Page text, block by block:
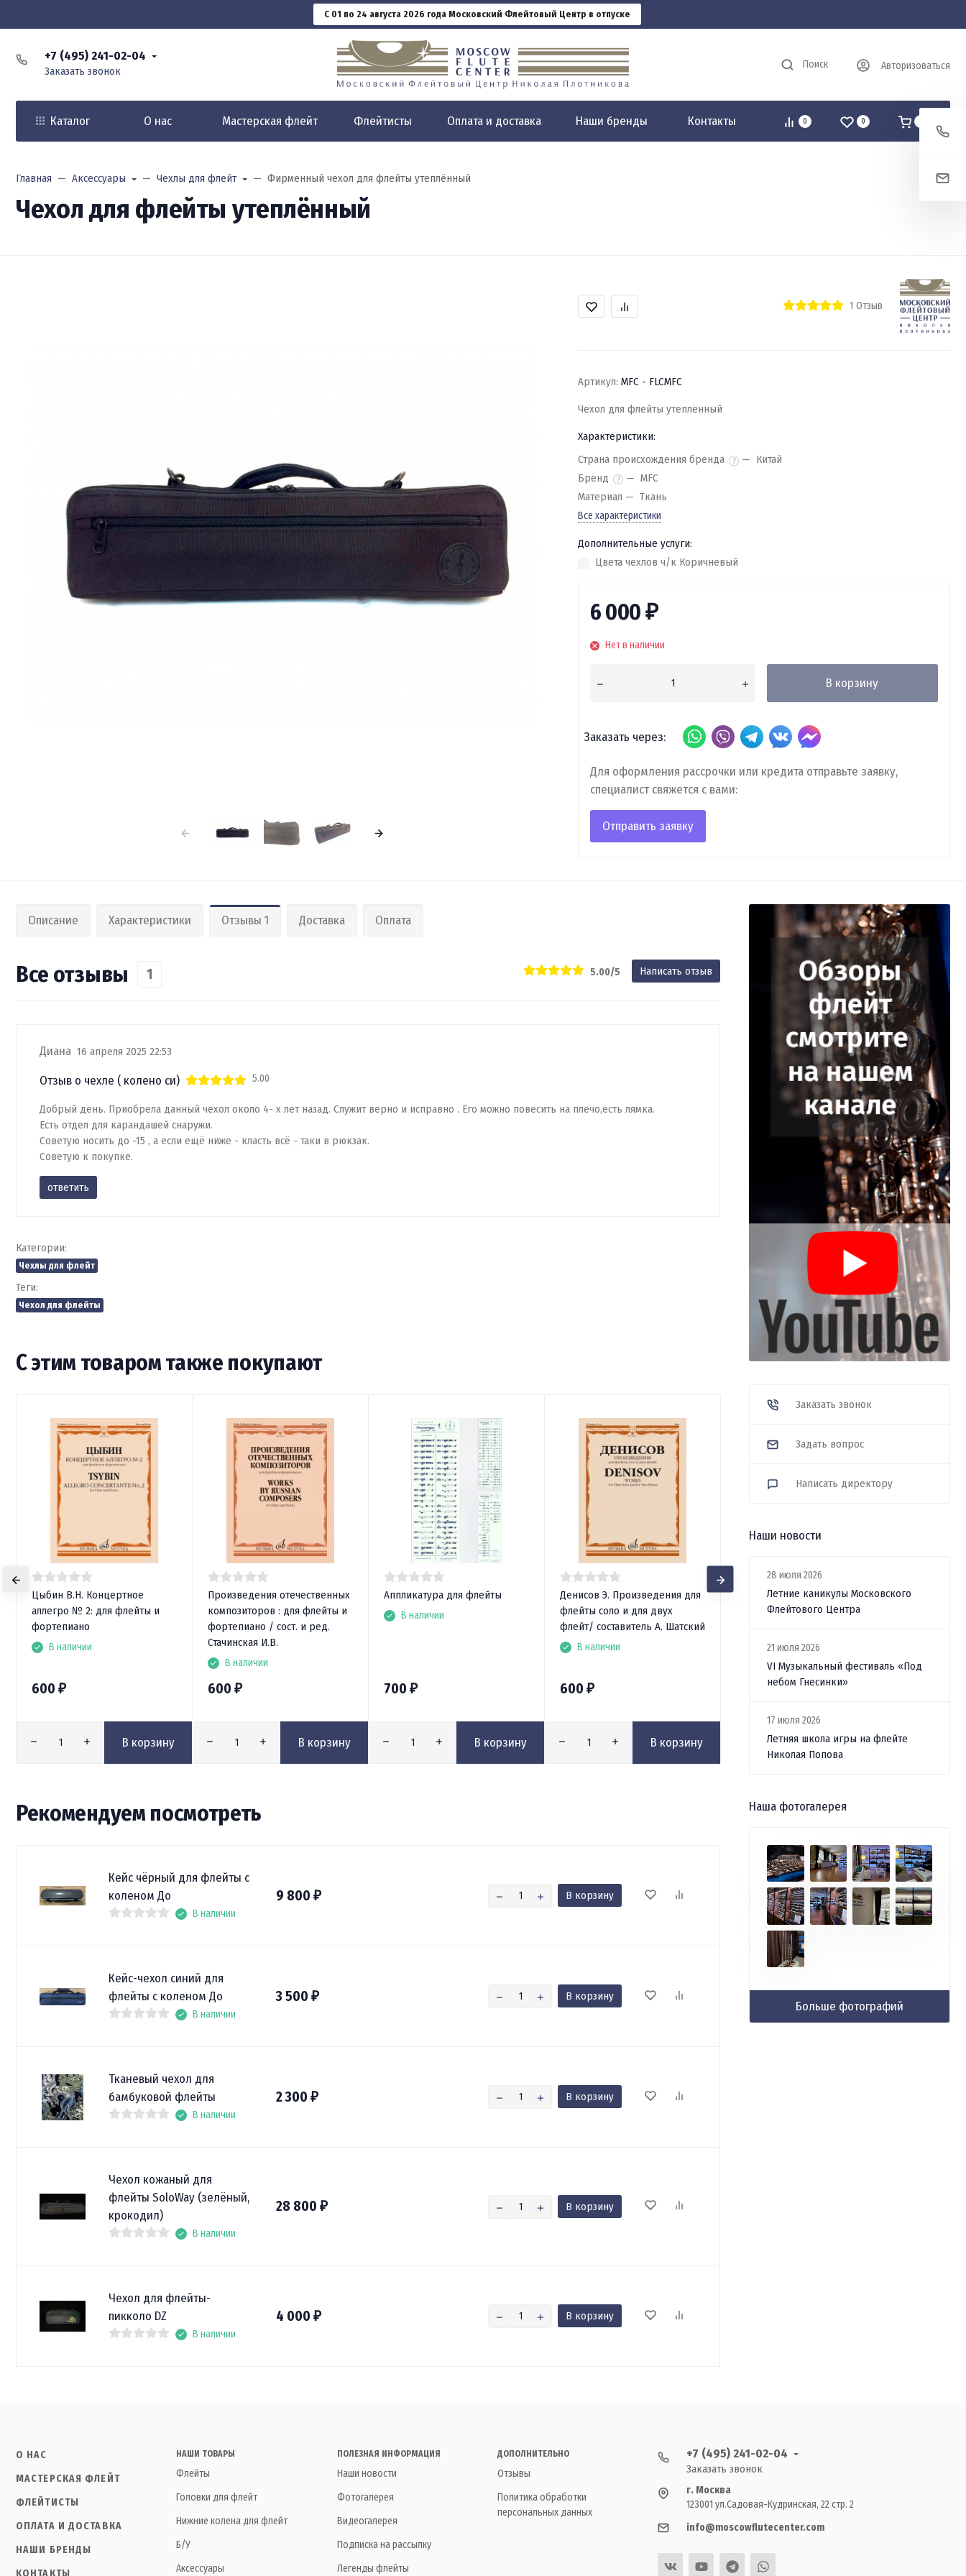
С 01 по 24 августа 2026 года Московский Флейтовый Центр в отпуске
+7 (495) 241-02-04
Заказать звонок
Поиск Авторизоваться
Каталог О нас Мастерская флейт Флейтисты Оплата и доставка Наши бренды Контакты 0 0
Главная Аксессуары Чехлы для флейт Фирменный чехол для флейты утеплённый
Чехол для флейты утеплённый
1 Отзыв
Артикул: MFC - FLCMFC
Чехол для флейты утеплённый
Характеристики:
Страна происхождения бренда
Китай
Бренд
MFC
Материал
Ткань
Все характеристики
Дополнительные услуги:
Цвета чехлов ч/к Коричневый
6 000 ₽
Нет в наличии
В корзину
Заказать через:
Для оформления рассрочки или кредита отправьте заявку,
специалист свяжется с вами:
Отправить заявку
Описание Характеристики Отзывы 1 Доставка Оплата
Все отзывы 1 5.00/5 Написать отзыв
Диана 16 апреля 2025 22:53
Отзыв о чехле ( колено си) 5.00
Добрый день. Приобрела данный чехол около 4- х лет назад. Служит верно и исправно . Его можно повесить на плечо,есть лямка.
Есть отдел для карандашей снаружи.
Советую носить до -15 , а если ещё ниже - класть всё - таки в рюкзак.
Советую к покупке.
ответить
Категории:
Чехлы для флейт
Теги:
Чехол для флейты
С этим товаром также покупают
Цыбин В.Н. Концертное
аллегро № 2: для флейты и
фортепиано
В наличии
600 ₽
В корзину
Произведения отечественных
композиторов : для флейты и
фортепиано / сост. и ред.
Стачинская И.В.
В наличии
600 ₽
В корзину
Аппликатура для флейты
В наличии
700 ₽
В корзину
Денисов Э. Произведения для
флейты соло и для двух
флейт/ составитель А. Шатский
В наличии
600 ₽
В корзину
А.А. Почётова. Секреты
флейты. Сборник упражнений
2 200₽
В корзину
Рекомендуем посмотреть
Кейс чёрный для флейты с
коленом До
В наличии
9 800 ₽ В корзину
Кейс-чехол синий для
флейты с коленом До
В наличии
3 500 ₽ В корзину
Тканевый чехол для
бамбуковой флейты
В наличии
2 300 ₽ В корзину
Чехол кожаный для
флейты SoloWay (зелёный,
крокодил)
В наличии
28 800 ₽ В корзину
Чехол для флейты-
пикколо DZ
В наличии
4 000 ₽ В корзину
Заказать звонок
Задать вопрос
Написать директору
Наши новости
28 июля 2026
Летние каникулы Московского
Флейтового Центра
21 июля 2026
VI Музыкальный фестиваль «Под
небом Гнесинки»
17 июля 2026
Летняя школа игры на флейте
Николая Попова
Наша фотогалерея
Больше фотографий
О НАС
МАСТЕРСКАЯ ФЛЕЙТ
ФЛЕЙТИСТЫ
ОПЛАТА И ДОСТАВКА
НАШИ БРЕНДЫ
НАШИ ТОВАРЫ
Флейты
Головки для флейт
Нижние колена для флейт
Б/У
Аксессуары
ПОЛЕЗНАЯ ИНФОРМАЦИЯ
Наши новости
Фотогалерея
Видеогалерея
Подписка на рассылку
Легенды флейты
ДОПОЛНИТЕЛЬНО
Отзывы
Политика обработки
персональных данных
+7 (495) 241-02-04
Заказать звонок
г. Москва
123001 ул.Садовая-Кудринская, 22 стр. 2
info@moscowflutecenter.com